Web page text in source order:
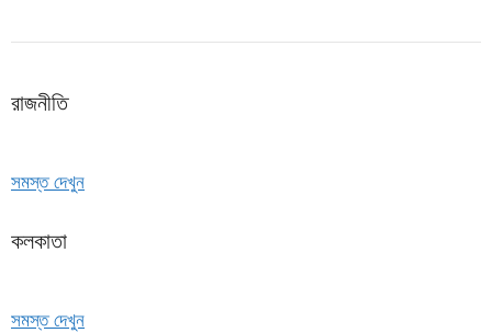
রাজনীতি
সমস্ত দেখুন
কলকাতা
সমস্ত দেখুন